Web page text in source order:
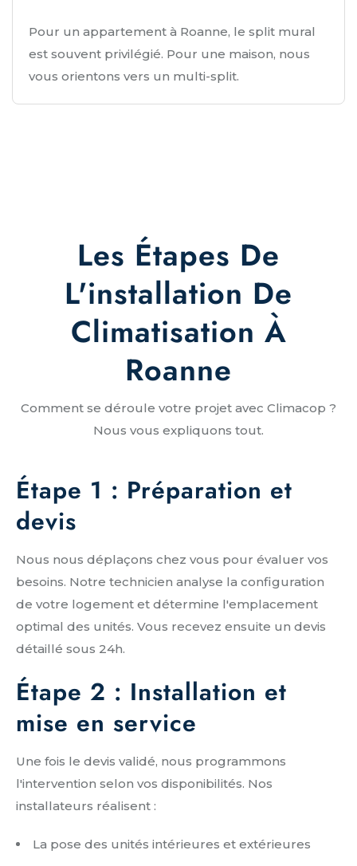
Pour un appartement à Roanne, le split mural
est souvent privilégié. Pour une maison, nous
vous orientons vers un multi-split.
Les Étapes De
L'installation De
Climatisation À
Roanne
Comment se déroule votre projet avec Climacop ?
Nous vous expliquons tout.
Étape 1 : Préparation et
devis
Nous nous déplaçons chez vous pour évaluer vos
besoins. Notre technicien analyse la configuration
de votre logement et détermine l'emplacement
optimal des unités. Vous recevez ensuite un devis
détaillé sous 24h.
Étape 2 : Installation et
mise en service
Une fois le devis validé, nous programmons
l'intervention selon vos disponibilités. Nos
installateurs réalisent :
La pose des unités intérieures et extérieures